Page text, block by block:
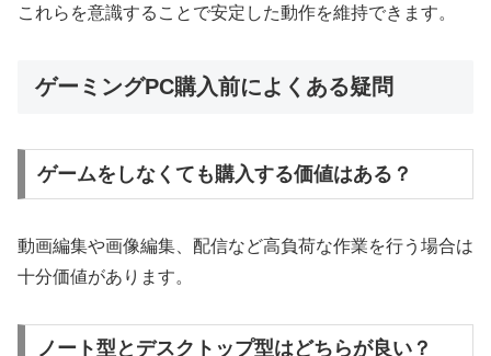
これらを意識することで安定した動作を維持できます。
ゲーミングPC購入前によくある疑問
ゲームをしなくても購入する価値はある？
動画編集や画像編集、配信など高負荷な作業を行う場合は
十分価値があります。
ノート型とデスクトップ型はどちらが良い？